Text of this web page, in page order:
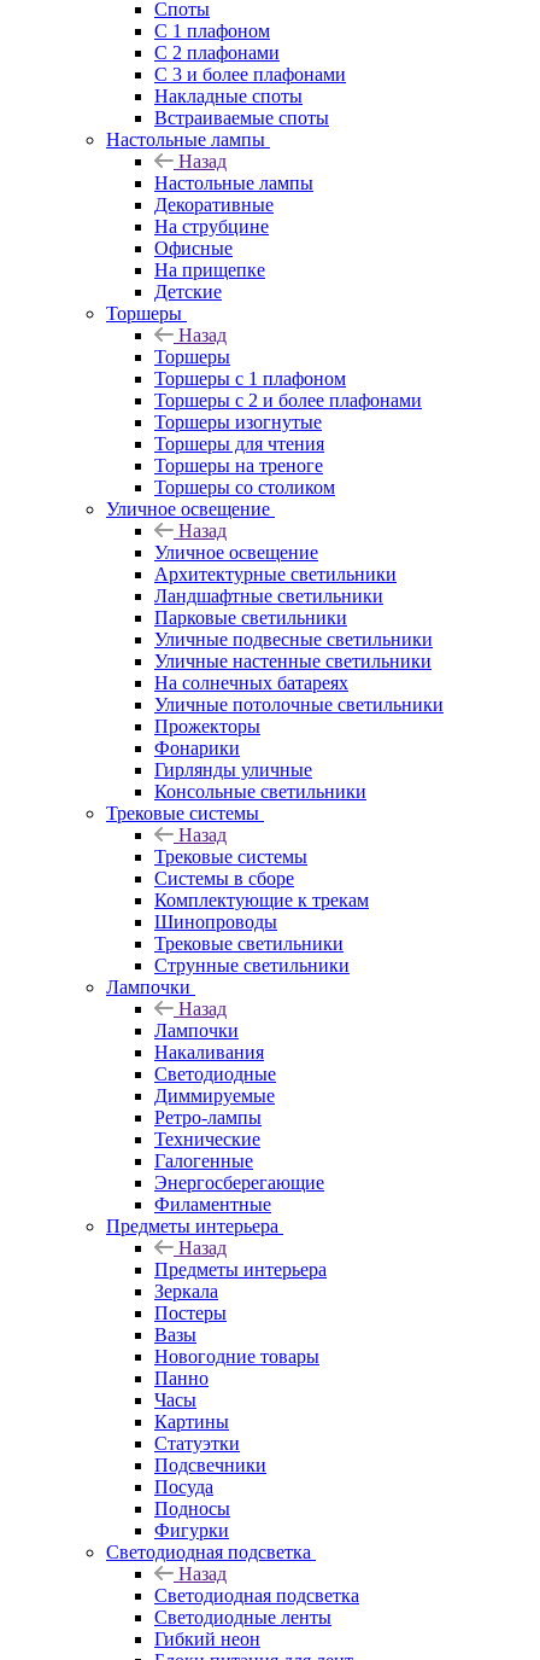
Споты
С 1 плафоном
С 2 плафонами
С 3 и более плафонами
Накладные споты
Встраиваемые споты
Настольные лампы
Назад
Настольные лампы
Декоративные
На струбцине
Офисные
На прищепке
Детские
Торшеры
Назад
Торшеры
Торшеры с 1 плафоном
Торшеры с 2 и более плафонами
Торшеры изогнутые
Торшеры для чтения
Торшеры на треноге
Торшеры со столиком
Уличное освещение
Назад
Уличное освещение
Архитектурные светильники
Ландшафтные светильники
Парковые светильники
Уличные подвесные светильники
Уличные настенные светильники
На солнечных батареях
Уличные потолочные светильники
Прожекторы
Фонарики
Гирлянды уличные
Консольные светильники
Трековые системы
Назад
Трековые системы
Системы в сборе
Комплектующие к трекам
Шинопроводы
Трековые светильники
Струнные светильники
Лампочки
Назад
Лампочки
Накаливания
Светодиодные
Диммируемые
Ретро-лампы
Технические
Галогенные
Энергосберегающие
Филаментные
Предметы интерьера
Назад
Предметы интерьера
Зеркала
Постеры
Вазы
Новогодние товары
Панно
Часы
Картины
Статуэтки
Подсвечники
Посуда
Подносы
Фигурки
Светодиодная подсветка
Назад
Светодиодная подсветка
Светодиодные ленты
Гибкий неон